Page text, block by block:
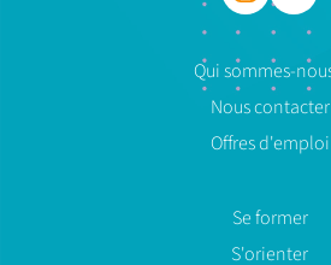
Qui sommes-
Nous contacter
Offres d'emploi
Se former
S'orienter